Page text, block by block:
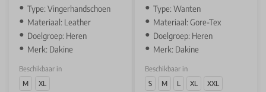
Type: Vingerhandschoen
Materiaal: Leather
Doelgroep: Heren
Merk: Dakine
Beschikbaar in
M
XL
Type: Wanten
Materiaal: Gore-Tex
Doelgroep: Heren
Merk: Dakine
Beschikbaar in
S
M L XL XXL